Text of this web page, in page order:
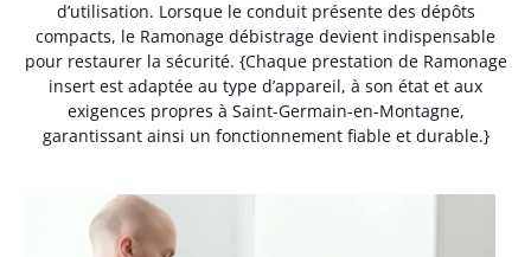
d’utilisation. Lorsque le conduit présente des dépôts
compacts, le Ramonage débistrage devient indispensable
pour restaurer la sécurité. {Chaque prestation de Ramonage
insert est adaptée au type d’appareil, à son état et aux
exigences propres à Saint-Germain-en-Montagne,
garantissant ainsi un fonctionnement fiable et durable.}